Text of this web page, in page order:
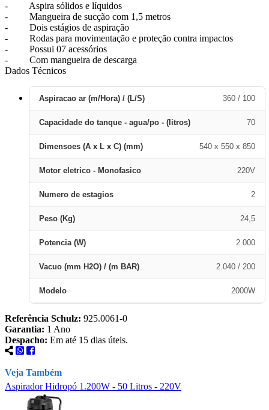
- Aspira sólidos e líquidos
- Mangueira de sucção com 1,5 metros
- Dois estágios de aspiração
- Rodas para movimentação e proteção contra impactos
- Possui 07 acessórios
- Com mangueira de descarga
Dados Técnicos
Aspiracao ar (m/Hora) / (L/S) 360 / 100
Capacidade do tanque - agua/po - (litros) 70
Dimensoes (A x L x C) (mm) 540 x 550 x 850
Motor eletrico - Monofasico 220V
Numero de estagios 2
Peso (Kg) 24,5
Potencia (W) 2.000
Vacuo (mm H2O) / (m BAR) 2.040 / 200
Modelo 2000W
Referência Schulz: 925.0061-0
Garantia: 1 Ano
Despacho: Em até 15 dias úteis.
Veja Também
Aspirador Hidropó 1.200W - 50 Litros - 220V